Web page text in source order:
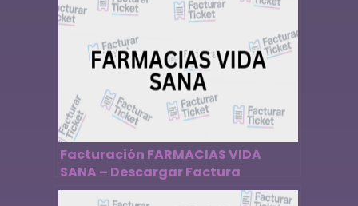
Facturación FARMACIAS VIDA
SANA – Descargar Factura